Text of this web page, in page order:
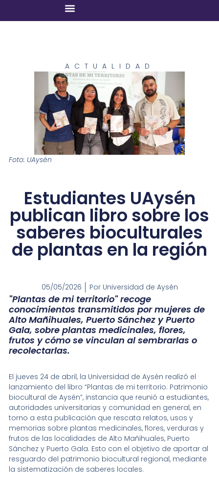
ACTUALIDAD
Foto: UAysén
Estudiantes UAysén
publican libro sobre los
saberes bioculturales
de plantas en la región
05/05/2026 PorUniversidad de Aysén
"Plantas de mi territorio" recoge
conocimientos transmitidos por mujeres de
Alto Mañihuales, Puerto Sánchez y Puerto
Gala, sobre plantas medicinales, flores,
frutos y cómo se vinculan al sembrarlas o
recolectarlas.
El jueves 24 de abril, la Universidad de Aysén realizó el
lanzamiento del libro “Plantas de mi territorio: Patrimonio
biocultural de Aysén”, instancia que reunió a estudiantes,
autoridades universitarias y comunidad en general, en
torno a esta publicación que rescata relatos, usos y
memorias sobre plantas medicinales, flores, verduras y
frutos de las localidades de Alto Mañihuales, Puerto
Sánchez y Puerto Gala. Esto con el objetivo de aportar al
resguardo del patrimonio biocultural regional, mediante
la sistematización de saberes locales.